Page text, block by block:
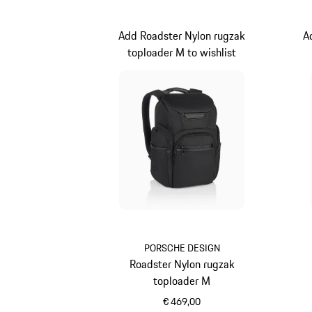
PORSCHE DESIGN
Roadster Nylon rugzak
toploader M
€ 469,00
Add Roadster Nylon rugzak
toploader M to wishlist